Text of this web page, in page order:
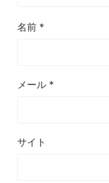
名前 *
メール *
サイト